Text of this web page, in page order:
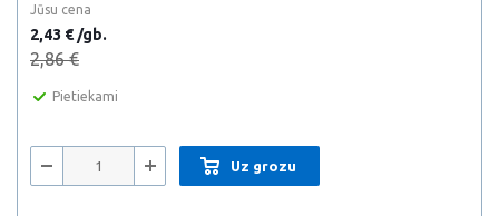
Jūsu cena
2,43 € /gb.
2,86 €
Pietiekami
Uz grozu